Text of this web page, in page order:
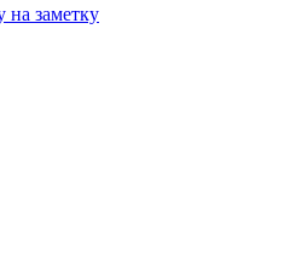
на заметку